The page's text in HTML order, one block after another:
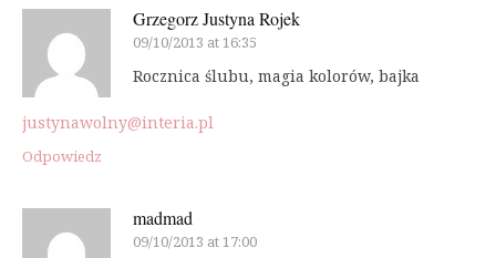
Grzegorz Justyna Rojek
09/10/2013 at 16:35
Rocznica ślubu, magia kolorów, bajka
justynawolny@interia.pl
Odpowiedz
madmad
09/10/2013 at 17:00